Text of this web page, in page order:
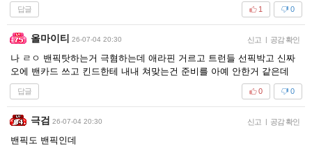
답글 0
1
올마이티 26-07-04 20:30 신고 | 공감 확인
나 ㄹㅇ 밴픽탓하는거 극혐하는데 애라핀 거르고 트런들 선픽박고 신짜
오에 밴카드 쓰고 킨드한테 내내 쳐맞는건 준비를 아예 안한거 같은데
답글 0
0
극검 26-07-04 20:30 신고 | 공감 확인
밴픽도 밴픽인데